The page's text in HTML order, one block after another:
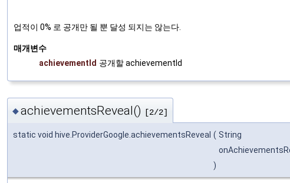
업적이 0% 로 공개만 될 뿐 달성 되지는 않는다.
매개변수
achievementId 공개할 achievementId
◆achievementsReveal() [2/2]
static void hive.ProviderGoogle.achievementsReveal ( String
)